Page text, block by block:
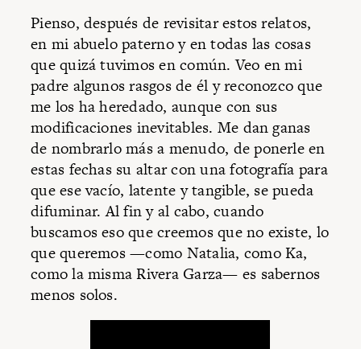
Pienso, después de revisitar estos relatos,
en mi abuelo paterno y en todas las cosas
que quizá tuvimos en común. Veo en mi
padre algunos rasgos de él y reconozco que
me los ha heredado, aunque con sus
modificaciones inevitables. Me dan ganas
de nombrarlo más a menudo, de ponerle en
estas fechas su altar con una fotografía para
que ese vacío, latente y tangible, se pueda
difuminar. Al fin y al cabo, cuando
buscamos eso que creemos que no existe, lo
que queremos —como Natalia, como Ka,
como la misma Rivera Garza— es sabernos
menos solos.